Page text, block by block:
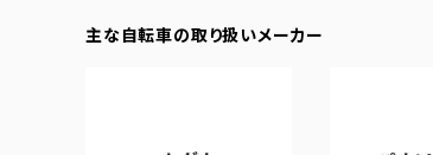
主な自転車の取り扱いメーカー